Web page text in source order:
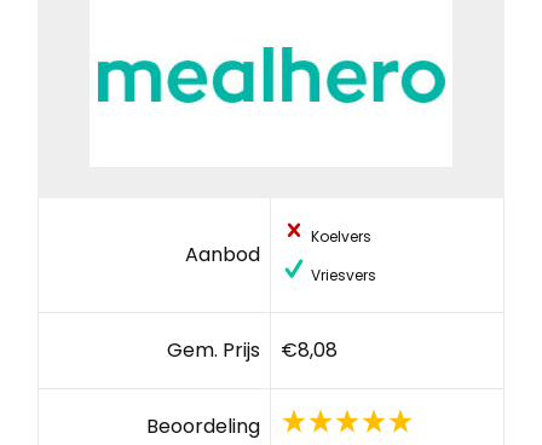
Aanbod
Koelvers
Vriesvers
Gem. Prijs €8,08
Beoordeling